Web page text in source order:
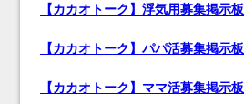
【カカオトーク】浮気用募集掲示板
【カカオトーク】パパ活募集掲示板
【カカオトーク】ママ活募集掲示板